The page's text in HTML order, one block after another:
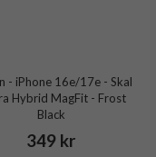
- iPhone 16e/17e - Skal
Hybrid MagFit - Frost
Black
349 kr